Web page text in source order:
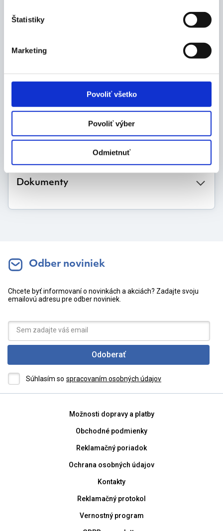
Štatistiky
Marketing
Povoliť všetko
Povoliť výber
Odmietnuť
sterilné
8 vrstiev
Balenie:
Dokumenty
Odber noviniek
Chcete byť informovaní o novinkách a akciách? Zadajte svoju
emailovú adresu pre odber noviniek.
Odoberať
Súhlasím so spracovaním osobných údajov
Možnosti dopravy a platby
Obchodné podmienky
Reklamačný poriadok
Ochrana osobných údajov
Kontakty
Reklamačný protokol
Vernostný program